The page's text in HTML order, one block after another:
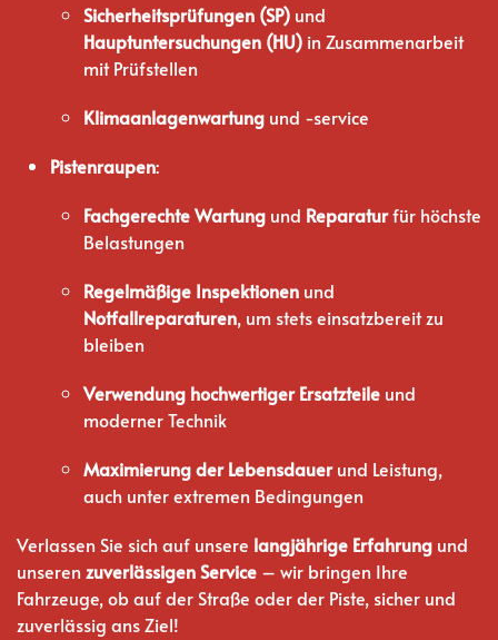
Sicherheitsprüfungen (SP) und
Hauptuntersuchungen (HU) in Zusammenarbeit
mit Prüfstellen
Klimaanlagenwartung und -service
Pistenraupen:
Fachgerechte Wartung und Reparaturfür höchste
Belastungen
Regelmäßige Inspektionen und
Notfallreparaturen, um stets einsatzbereit zu
bleiben
Verwendung hochwertiger Ersatzteile und
moderner Technik
Maximierung der Lebensdauerund Leistung,
auch unter extremen Bedingungen
Verlassen Sie sich auf unsere langjährige Erfahrung und
unseren zuverlässigen Service – wir bringen Ihre
Fahrzeuge, ob auf der Straße oder der Piste, sicher und
zuverlässig ans Ziel!